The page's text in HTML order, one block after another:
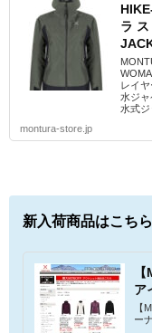
ラ
レイ
水ジ
水式ジ
montura-store.jp
新入荷商品はこちら
ア
【
ー